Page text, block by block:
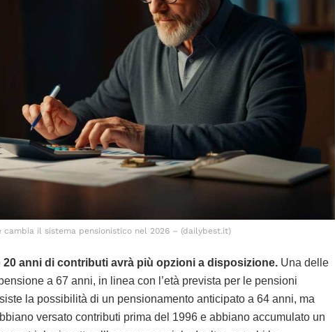
cambia il sistema pensionistico nel 2026 – (dailybest.it)
20 anni di contributi avrà più opzioni a disposizione. Una delle
a 67 anni, in linea con l’età prevista per le pensioni
la possibilità di un pensionamento anticipato a 64 anni, ma
versato contributi prima del 1996 e abbiano accumulato un